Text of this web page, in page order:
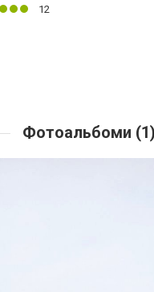
12
Фотоальбоми (1)